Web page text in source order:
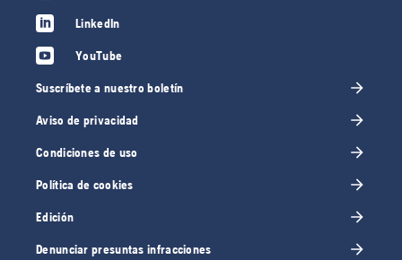
LinkedIn
YouTube
Suscríbete a nuestro boletín
Aviso de privacidad
Condiciones de uso
Política de cookies
Edición
Denunciar presuntas infracciones